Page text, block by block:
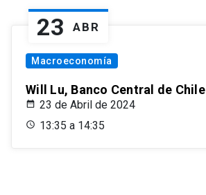
23 ABR
Macroeconomía
Will Lu, Banco Central de Chile
23 de Abril de 2024
13:35 a 14:35